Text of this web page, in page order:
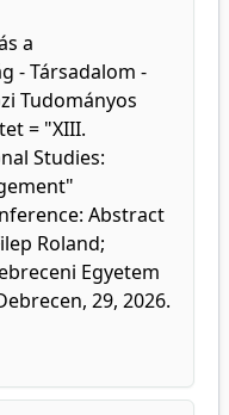
a
- Társadalom -
Tudományos
= "XIII.
Studies:
Abstract
Roland;
Egyetem
29, 2026.